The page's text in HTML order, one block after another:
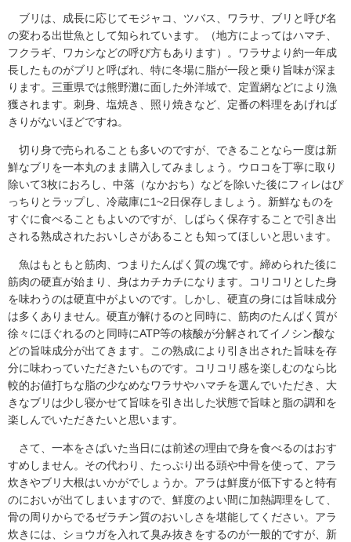
ブリは、成長に応じてモジャコ、ツバス、ワラサ、ブリと呼び名
の変わる出世魚として知られています。（地方によってはハマチ、
フクラギ、ワカシなどの呼び方もあります）。ワラサより約一年成
長したものがブリと呼ばれ、特に冬場に脂が一段と乗り旨味が深ま
ります。三重県では熊野灘に面した外洋域で、定置網などにより漁
獲されます。刺身、塩焼き、照り焼きなど、定番の料理をあげれば
きりがないほどですね。
切り身で売られることも多いのですが、できることなら一度は新
鮮なブリを一本丸のまま購入してみましょう。ウロコを丁寧に取り
除いて3枚におろし、中落（なかおち）などを除いた後にフィレはぴ
っちりとラップし、冷蔵庫に1~2日保存しましょう。新鮮なものを
すぐに食べることもよいのですが、しばらく保存することで引き出
される熟成されたおいしさがあることも知ってほしいと思います。
魚はもともと筋肉、つまりたんぱく質の塊です。締められた後に
筋肉の硬直が始まり、身はカチカチになります。コリコリとした身
を味わうのは硬直中がよいのです。しかし、硬直の身には旨味成分
は多くありません。硬直が解けるのと同時に、筋肉のたんぱく質が
徐々にほぐれるのと同時にATP等の核酸が分解されてイノシン酸な
どの旨味成分が出てきます。この熟成により引き出された旨味を存
分に味わっていただきたいものです。コリコリ感を楽しむのなら比
較的お値打ちな脂の少なめなワラサやハマチを選んでいただき、大
きなブリは少し寝かせて旨味を引き出した状態で旨味と脂の調和を
楽しんでいただきたいと思います。
さて、一本をさばいた当日には前述の理由で身を食べるのはおす
すめしません。その代わり、たっぷり出る頭や中骨を使って、アラ
炊きやブリ大根はいかがでしょうか。アラは鮮度が低下すると特有
のにおいが出てしまいますので、鮮度のよい間に加熱調理をして、
骨の周りからでるゼラチン質のおいしさを堪能してください。アラ
炊きには、ショウガを入れて臭み抜きをするのが一般的ですが、新